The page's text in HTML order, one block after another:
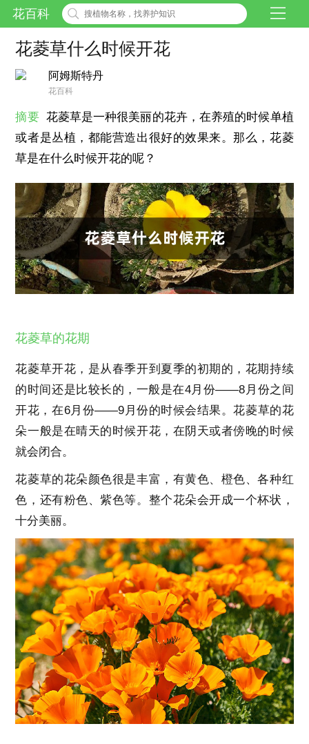
花百科
花菱草什么时候开花
阿姆斯特丹
花百科
摘要 花菱草是一种很美丽的花卉，在养殖的时候单植
或者是丛植，都能营造出很好的效果来。那么，花菱
草是在什么时候开花的呢？
花菱草的花期
花菱草开花，是从春季开到夏季的初期的，花期持续
的时间还是比较长的，一般是在4月份——8月份之间
开花，在6月份——9月份的时候会结果。花菱草的花
朵一般是在晴天的时候开花，在阴天或者傍晚的时候
就会闭合。
花菱草的花朵颜色很是丰富，有黄色、橙色、各种红
色，还有粉色、紫色等。整个花朵会开成一个杯状，
十分美丽。